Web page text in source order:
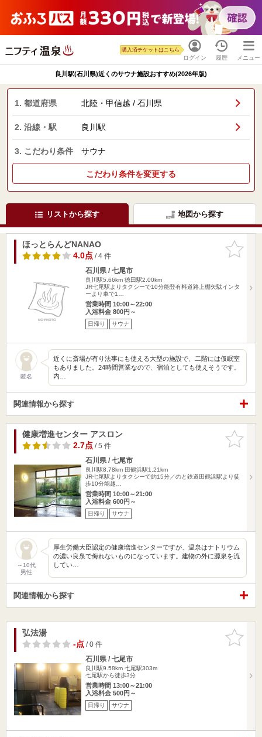
ログイン
購入済チケットはこちら
履歴 メニュー
良川駅(石川県)近くのサウナ施設おすすめ(2026年版)
1. 都道府県 北陸・甲信越 / 石川県
2. 沿線・駅 良川駅
3. こだわり条件 サウナ
こだわり条件を変更する
リストから探す 地図から探す
お気に入
りに追加
ほっとらんどNANAO
4.0点/ 4 件
石川県 / 七尾市
良川駅5.66km 徳田駅2.00km
JR七尾駅よりタクシーで10分能登有料道路上棚矢駄インタ
ーより車で1…
営業時間 10:00～22:00
入浴料金 800円～
日帰り サウナ
匿名
近くに斎場が有り法事にも使える大型の施設で、二階には仮眠室
もありました。24時間営業なので、宿泊としても使えそうです。
内…
関連情報から探す
お気に入
りに追加
健康増進センター アスロン
2.7点/ 5 件
石川県 / 七尾市
良川駅8.78km 田鶴浜駅1.21km
JR七尾駅よりタクシーで約15分／のと鉄道田鶴浜駅より徒
歩10分能越…
営業時間 10:00～21:00
入浴料金 600円～
日帰り サウナ
～10代
男性
厚生労働大臣認定の健康増進センターですが、温泉はナトリウム
の濃い良泉で侮れないものになっています。建物の外に源泉を流
してい…
関連情報から探す
お気に入
りに追加
弘法湯
-点/ 0 件
石川県 / 七尾市
良川駅9.58km 七尾駅303m
七尾駅から徒歩3分
営業時間 13:00～21:00
入浴料金 500円～
日帰り サウナ